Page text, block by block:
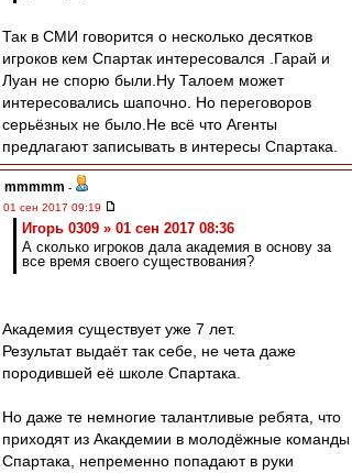
Так в СМИ говорится о несколько десятков
игроков кем Спартак интересовался .Гарай и
Луан не спорю были.Ну Талоем может
интересовались шапочно. Но переговоров
серьёзных не было.Не всё что Агенты
предлагают записывать в интересы Спартака.
mmmmm -
01 сен 2017 09:19
Игорь 0309 » 01 сен 2017 08:36
А сколько игроков дала академия в основу за
все время своего существования?
Академия существует уже 7 лет.
Результат выдаёт так себе, не чета даже
породившей её школе Спартака.
Но даже те немногие талантливые ребята, что
приходят из Акакдемии в молодёжные команды
Спартака, непременно попадают в руки